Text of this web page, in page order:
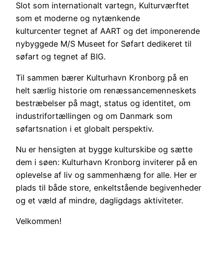
Slot som internationalt vartegn, Kulturværftet
som et moderne og nytænkende
kulturcenter tegnet af AART og det imponerende
nybyggede M/S Museet for Søfart dedikeret til
søfart og tegnet af BIG.
Til sammen bærer Kulturhavn Kronborg på en
helt særlig historie om renæssancemenneskets
bestræbelser på magt, status og identitet, om
industrifortællingen og om Danmark som
søfartsnation i et globalt perspektiv.
Nu er hensigten at bygge kulturskibe og sætte
dem i søen: Kulturhavn Kronborg inviterer på en
oplevelse af liv og sammenhæng for alle. Her er
plads til både store, enkeltstående begivenheder
og et væld af mindre, dagligdags aktiviteter.
Velkommen!